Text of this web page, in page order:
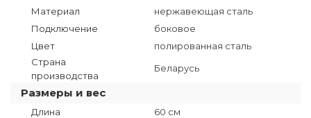
Материал
нержавеющая сталь
Подключение
боковое
Цвет
полированная сталь
Страна
производства
Беларусь
Размеры и вес
Длина
60 см